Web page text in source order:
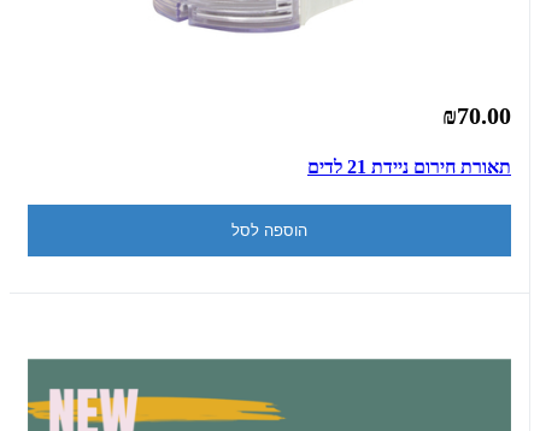
₪70.00
תאורת חירום ניידת 21 לדים
הוספה לסל